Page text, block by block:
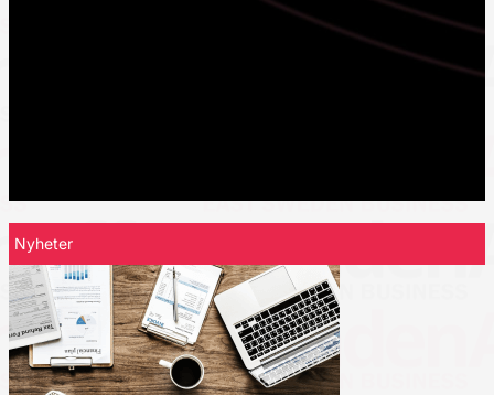
Nyheter